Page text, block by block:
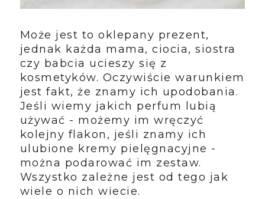
Może jest to oklepany prezent,
jednak każda mama, ciocia, siostra
czy babcia ucieszy się z
kosmetyków. Oczywiście warunkiem
jest fakt, że znamy ich upodobania.
Jeśli wiemy jakich perfum lubią
używać - możemy im wręczyć
kolejny flakon, jeśli znamy ich
ulubione kremy pielęgnacyjne -
można podarować im zestaw.
Wszystko zależne jest od tego jak
wiele o nich wiecie.